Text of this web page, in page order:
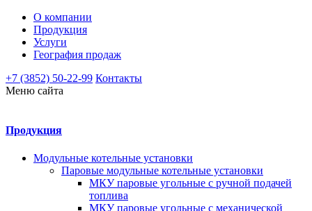
О компании
Продукция
Услуги
География продаж
+7 (3852) 50-22-99 Контакты
Меню сайта
Продукция
Модульные котельные установки
Паровые модульные котельные установки
МКУ паровые угольные с ручной подачей
топлива
МКУ паровые угольные с механической